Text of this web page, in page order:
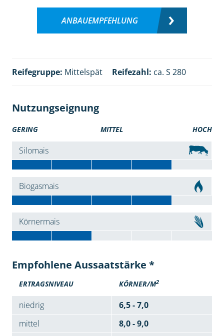
ANBAUEMPFEHLUNG
Reifegruppe: Mittelspät Reifezahl: ca. S 280
Nutzungseignung
GERING MITTEL HOCH
Silomais
Biogasmais
Körnermais
Empfohlene Aussaatstärke *
ERTRAGSNIVEAU KÖRNER/M2
niedrig
6,5 - 7,0
mittel
8,0 - 9,0